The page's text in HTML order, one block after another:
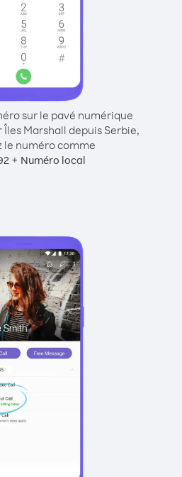
sur le pavé numérique
Marshall depuis Serbie,
le numéro comme
+ Numéro local